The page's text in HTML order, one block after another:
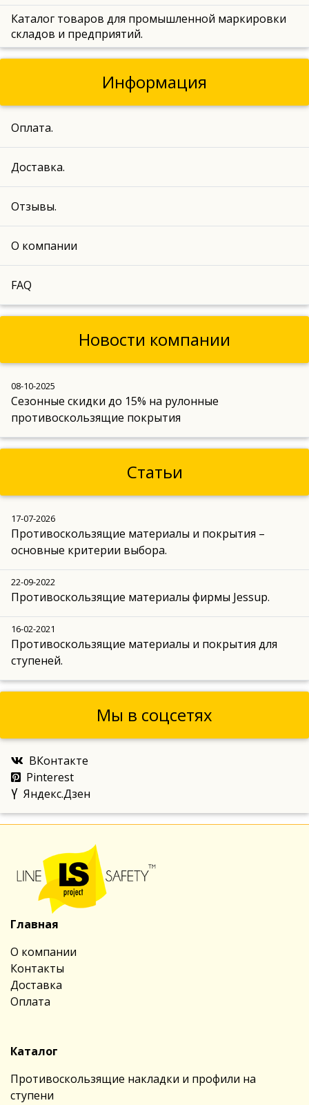
Каталог товаров для промышленной маркировки
складов и предприятий.
Информация
Оплата.
Доставка.
Отзывы.
О компании
FAQ
Новости компании
08-10-2025
Сезонные скидки до 15% на рулонные
противоскользящие покрытия
Статьи
17-07-2026
Противоскользящие материалы и покрытия –
основные критерии выбора.
22-09-2022
Противоскользящие материалы фирмы Jessup.
16-02-2021
Противоскользящие материалы и покрытия для
ступеней.
Мы в соцсетях
ВКонтакте
Pinterest
Яндекс.Дзен
Главная
О компании
Контакты
Доставка
Оплата
Каталог
Противоскользящие накладки и профили на
ступени